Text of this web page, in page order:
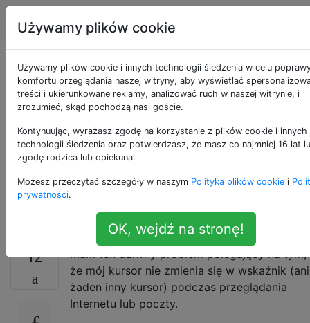
Apple Tagi
Mój kursor jest
nieprawidłowy w
niektórych
aplikacjach (Safari,
Chrome, Mail)
12
Mam ten dziwny problem polegający na tym,
że mój kursor nie zmienia się w wskaźnik (ani
żaden inny kursor) podczas przeglądania
Internetu lub poczty.
Używamy plików cookie
Używamy plików cookie i innych technologii śledzenia w celu
komfortu przeglądania naszej witryny, aby wyświetlać
treści i ukierunkowane reklamy, analizować ruch w naszej witrynie, i
zrozumieć, skąd pochodzą nasi goście.
Kontynuując, wyrażasz zgodę na korzystanie z plików cookie i innych
technologii śledzenia oraz potwierdzasz, że masz co najmniej 16 lat
zgodę rodzica lub opiekuna.
Możesz przeczytać szczegóły w naszym Polityka plików cookie i
prywatności.
OK, wejdź na stronę!